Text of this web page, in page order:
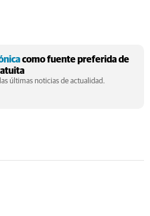
como fuente preferida de
últimas noticias de actualidad.